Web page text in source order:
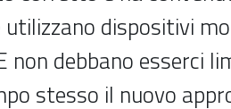
dispositivi
non debbano esserci
stesso il nuovo